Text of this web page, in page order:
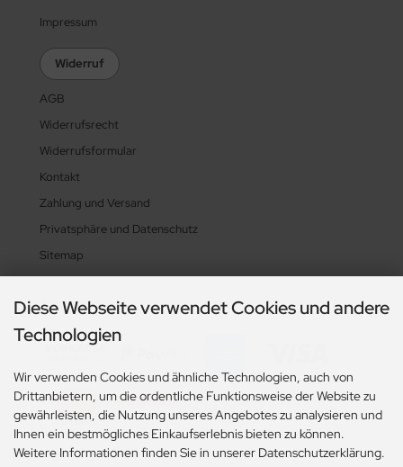
Impressum
Widerruf
AGB
Widerrufsrecht
Widerrufsformular
Kontakt
Zahlung und Versand
Privatsphäre und Datenschutz
Sitemap
Zahlungsarten
Diese Webseite verwendet Cookies und andere
Technologien
Wir verwenden Cookies und ähnliche Technologien, auch von
Drittanbietern, um die ordentliche Funktionsweise der Website zu
gewährleisten, die Nutzung unseres Angebotes zu analysieren und
Ihnen ein bestmögliches Einkaufserlebnis bieten zu können.
Weitere Informationen finden Sie in unserer Datenschutzerklärung.